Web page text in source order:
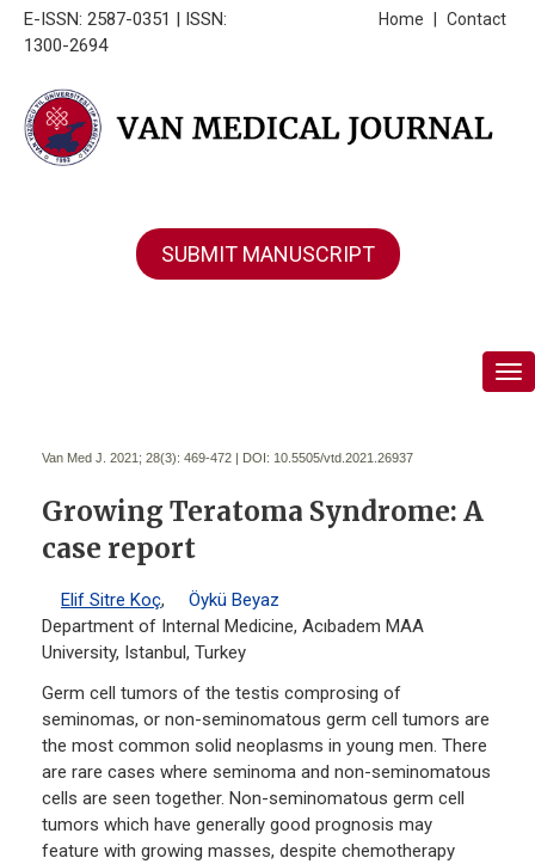
E-ISSN: 2587-0351 | ISSN:
1300-2694
Contact
Home
SUBMIT MANUSCRIPT
Van Med J. 2021; 28(3): 469-472 | DOI: 10.5505/vtd.2021.26937
Growing Teratoma Syndrome: A
case report
Elif Sitre Koç,
Öykü Beyaz
Department of Internal Medicine, Acıbadem MAA
University, Istanbul, Turkey
Germ cell tumors of the testis comprosing of
seminomas, or non-seminomatous germ cell tumors are
the most common solid neoplasms in young men. There
are rare cases where seminoma and non-seminomatous
cells are seen together. Non-seminomatous germ cell
tumors which have generally good prognosis may
feature with growing masses, despite chemotherapy